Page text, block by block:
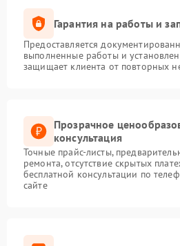
Гарантия на работы и
Предоставляется
выполненные работы и
защищает клиента от повторных
Прозрачное
консультация
Точные прайс-листы,
ремонта, отсутствие скрытых
бесплатной консультации по
сайте